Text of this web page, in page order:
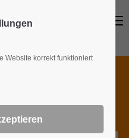
Website korrekt funktioniert